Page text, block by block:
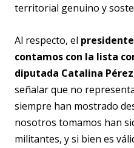
territorial genuino y
Al respecto, el
contamos con la lista
diputada Catalina Pérez
señalar que no
siempre han mostrado
nosotros tomamos han
militantes, y si bien es